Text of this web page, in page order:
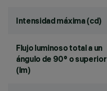
Intensidad máxima (cd)
Flujo luminoso total a un
ángulo de 90° o superior
(lm)